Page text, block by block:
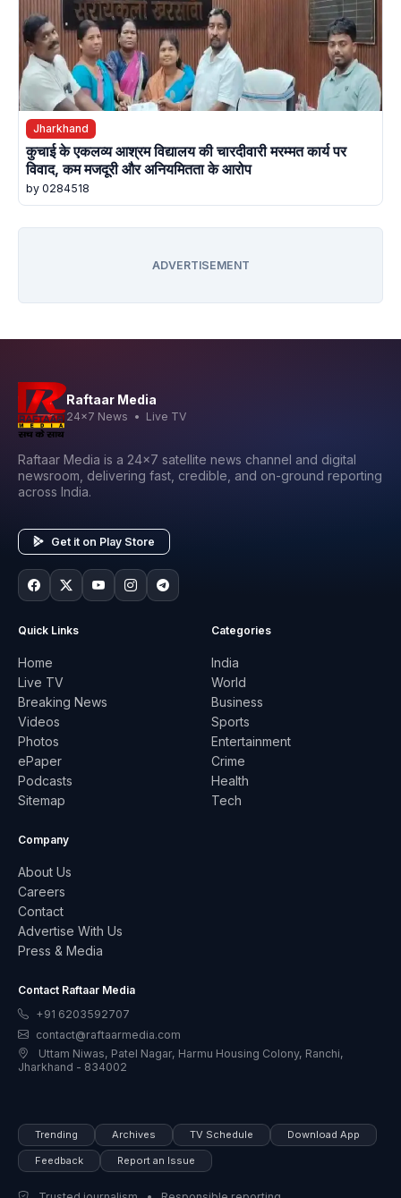
Jharkhand
कुचाई के एकलव्य आश्रम विद्यालय की चारदीवारी मरम्मत कार्य पर
विवाद, कम मजदूरी और अनियमितता के आरोप
by 0284518
ADVERTISEMENT
Raftaar Media
24x7 News • Live TV
Raftaar Media is a 24x7 satellite news channel and digital
newsroom, delivering fast, credible, and on-ground reporting
across India.
Get it on Play Store
Quick Links
Home
Live TV
Breaking News
Videos
Photos
ePaper
Podcasts
Sitemap
Categories
India
World
Business
Sports
Entertainment
Crime
Health
Tech
Company
About Us
Careers
Contact
Advertise With Us
Press & Media
Contact Raftaar Media
+91 6203592707
contact@raftaarmedia.com
Uttam Niwas, Patel Nagar, Harmu Housing Colony, Ranchi,
Jharkhand - 834002
Trending Archives TV Schedule Download App
Feedback Report an Issue